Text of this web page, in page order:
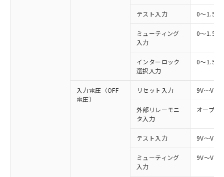
テスト入力 0～1.5V
ミューティング
入力
0～1.5V
インターロック
選択入力
0～1.5V
入力電圧（OFF
電圧）
リセット入力 9V～Vs
外部リレーモニ
タ入力
オープン
テスト入力 9V～Vs
ミューティング
入力
9V～Vs